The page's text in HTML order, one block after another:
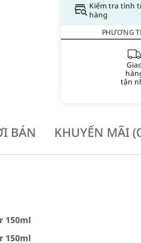
Kiểm tra tình
hàng
PHƯƠNG
tận
BÁN KHUYẾN MÃI
150ml
150ml